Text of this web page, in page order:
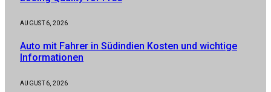
AUGUST 6, 2026
Auto mit Fahrer in Südindien Kosten und wichtige
Informationen
AUGUST 6, 2026